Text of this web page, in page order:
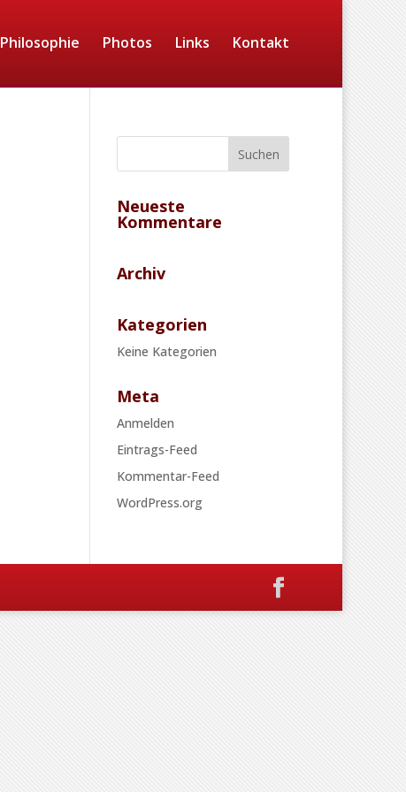
Philosophie Photos Links Kontakt
Neueste
Kommentare
Archiv
Kategorien
Keine Kategorien
Meta
Anmelden
Eintrags-Feed
Kommentar-Feed
WordPress.org